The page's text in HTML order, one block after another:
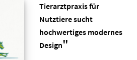
Tierarztpraxis für
Nutztiere sucht
hochwertiges modernes
Design"